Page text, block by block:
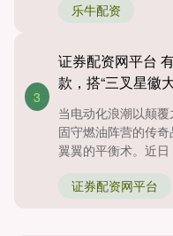
乐牛配资
3
证券配资网平台
款，搭“三叉星徽
当电动化浪潮以颠
固守燃油阵营的传
翼翼的平衡术。近
证券配资网平台